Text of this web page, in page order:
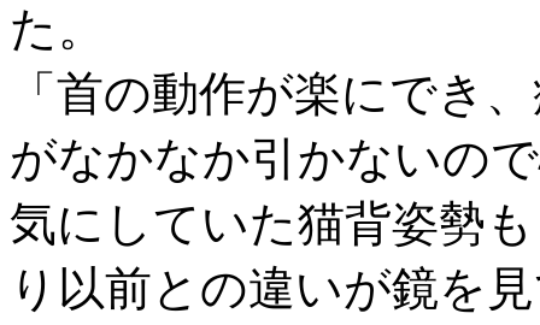
た。
「首の動作が楽にでき
がなかなか引かないの
気にしていた猫背姿勢
り以前との違いが鏡を